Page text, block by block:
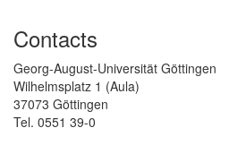
Contacts
Georg-August-Universität Göttingen
Wilhelmsplatz 1 (Aula)
37073 Göttingen
Tel. 0551 39-0